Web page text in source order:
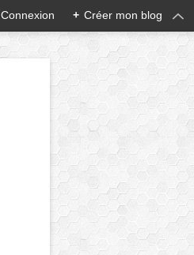
Connexion + Créer mon blog